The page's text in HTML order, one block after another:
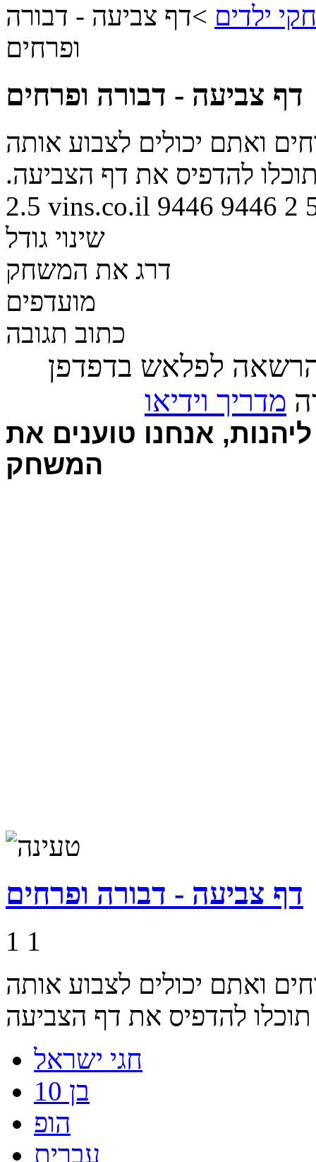
ילדים >דף צביעה - דבורה
ופרחים
דף צביעה - דבורה ופרחים
ואתם יכולים לצבוע אותה
להדפיס את דף הצביעה.
2.5 vins.co.il 9446 9446 2
שינוי גודל
דרג את המשחק
מועדפים
כתוב תגובה
לפלאש בדפדפן
מדריך וידיאו
אנחנו טוענים את
המשחק
דף צביעה - דבורה ופרחים
1 1
ואתם יכולים לצבוע אותה
חגי ישראל
בן 10
הופ
עברית